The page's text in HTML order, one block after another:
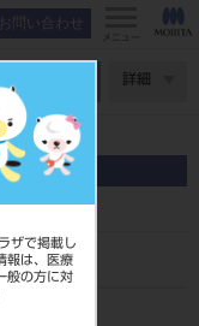
ザで掲載し
報は、医療
般の方に対
お問い合わせ
メニュー
詳細
5g #1.0